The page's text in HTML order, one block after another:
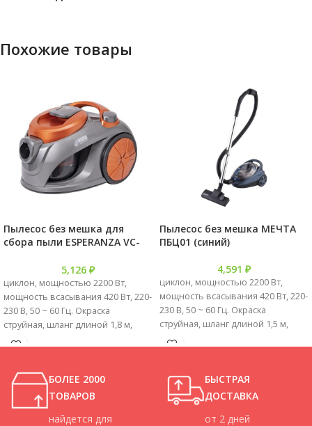
Похожие товары
Пылесос без мешка для
сбора пыли ESPERANZA VC-
5,126 ₽
циклон, мощностью 2200 Вт,
мощность всасывания 420 Вт, 220-
230 В, 50 ~ 60 Гц. Окраска
струйная, шланг длиной 1,8 м,
металлическая телескопическая
шнура с вилкой VDE, длина шнура
5 м. Полноцветная упаковка.
Габариты упаковки: 400x290x260
Пылесос без мешка МЕЧТА
ПБЦ01 (синий)
4,591 ₽
циклон, мощностью 2200 Вт,
мощность всасывания 420 Вт, 220-
230 В, 50 ~ 60 Гц. Окраска
струйная, шланг длиной 1,5 м,
металлическая телескопическая
шнура с вилкой VDE, длина шнура
5 м. Полноцветная упаковка.
Габариты упаковки: 400x290x260
БОЛЕЕ 2000
ТОВАРОВ
найдется для
БЫСТРАЯ
ДОСТАВКА
от 2 дней